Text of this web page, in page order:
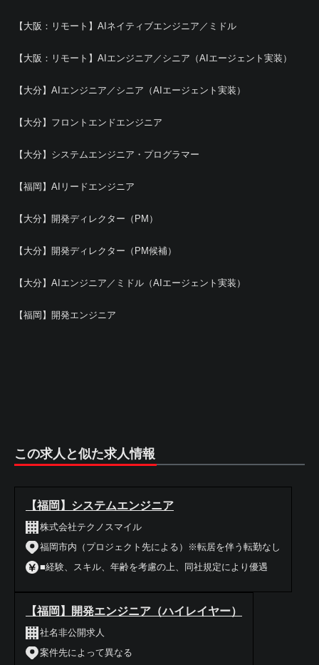
【大阪：リモート】AIネイティブエンジニア／ミドル
【大阪：リモート】AIエンジニア／シニア（AIエージェント実装）
【大分】AIエンジニア／シニア（AIエージェント実装）
【大分】フロントエンドエンジニア
【大分】システムエンジニア・プログラマー
【福岡】AIリードエンジニア
【大分】開発ディレクター（PM）
【大分】開発ディレクター（PM候補）
【大分】AIエンジニア／ミドル（AIエージェント実装）
【福岡】開発エンジニア
この求人と似た求人情報
【福岡】システムエンジニア
株式会社テクノスマイル
福岡市内（プロジェクト先による）※転居を伴う転勤なし
■経験、スキル、年齢を考慮の上、同社規定により優遇
【福岡】開発エンジニア（ハイレイヤー）
社名非公開求人
案件先によって異なる